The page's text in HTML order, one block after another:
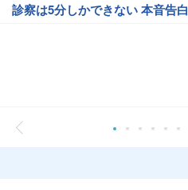
診察は5分しかできない 本音告白